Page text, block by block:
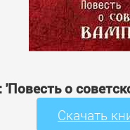
'Повесть о
Скачать